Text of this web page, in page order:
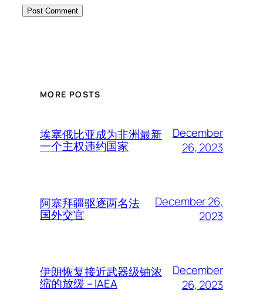
MORE POSTS
埃塞俄比亚成为非洲最新
一个主权违约国家
December
26, 2023
阿塞拜疆驱逐两名法
国外交官
December 26,
2023
伊朗恢复接近武器级铀浓
缩的放缓 – IAEA
December
26, 2023